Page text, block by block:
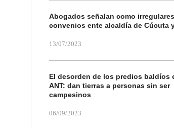
Abogados señalan como irregulares
convenios ente alcaldía de Cúcuta
13/07/2023
El desorden de los predios baldíos
ANT: dan tierras a personas sin ser
campesinos
06/09/2023